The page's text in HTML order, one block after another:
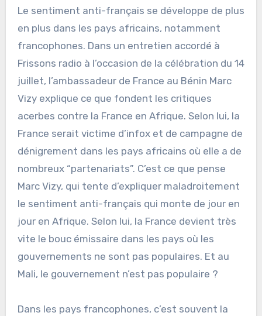
Le sentiment anti-français se développe de plus
en plus dans les pays africains, notamment
francophones. Dans un entretien accordé à
Frissons radio à l’occasion de la célébration du 14
juillet, l’ambassadeur de France au Bénin Marc
Vizy explique ce que fondent les critiques
acerbes contre la France en Afrique. Selon lui, la
France serait victime d’infox et de campagne de
dénigrement dans les pays africains où elle a de
nombreux “partenariats”. C’est ce que pense
Marc Vizy, qui tente d’expliquer maladroitement
le sentiment anti-français qui monte de jour en
jour en Afrique. Selon lui, la France devient très
vite le bouc émissaire dans les pays où les
gouvernements ne sont pas populaires. Et au
Mali, le gouvernement n’est pas populaire ?
Dans les pays francophones, c’est souvent la